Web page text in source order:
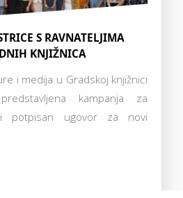
S RAVNATELJIMA
KNJIŽNICA
i medija u Gradskoj knjižnici
kampanja za
potpisan ugovor za novi